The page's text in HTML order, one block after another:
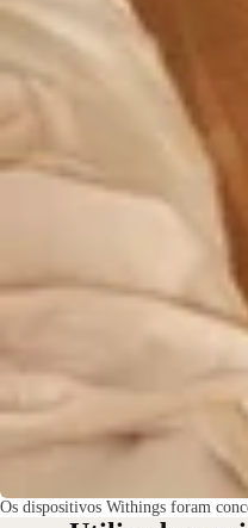
Os dispositivos Withings foram